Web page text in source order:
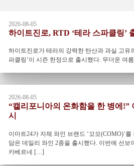
2026-08-05
하이트진로, RTD ‘테라 스파클링’
하이트진로가 테라의 강력한 탄산과 과실 고유
파클링’이 시즌 한정으로 출시했다. 무더운 여
2026-08-05
“캘리포니아의 온화함을 한 병에!”
시
이마트24가 자체 와인 브랜드 ‘꼬모(COMO)’
담은 데일리 와인 2종을 출시했다. 이번에 선보
카베르네 […]